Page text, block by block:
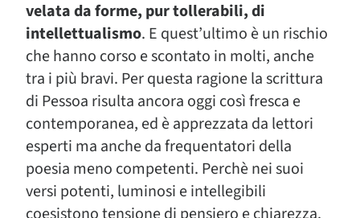
velata da forme, pur tollerabili, di
intellettualismo. E quest’ultimo è un rischio
che hanno corso e scontato in molti, anche
tra i più bravi. Per questa ragione la scrittura
di Pessoa risulta ancora oggi così fresca e
contemporanea, ed è apprezzata da lettori
esperti ma anche da frequentatori della
poesia meno competenti. Perchè nei suoi
versi potenti, luminosi e intellegibili